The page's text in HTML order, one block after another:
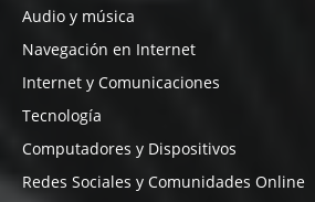
Audio y música
Navegación en Internet
Internet y Comunicaciones
Tecnología
Computadores y Dispositivos
Redes Sociales y Comunidades Online